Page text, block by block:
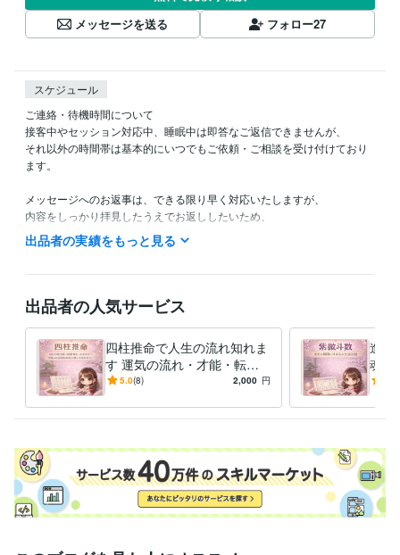
メッセージを送る
フォロー27
スケジュール
ご連絡・待機時間について
接客中やセッション対応中、睡眠中は即答なご返信できませんが、
それ以外の時間帯は基本的にいつでもご依頼・ご相談を受け付けており
ます。
メッセージへのお返事は、できる限り早く対応いたしますが、
内容をしっかり拝見したうえでお返ししたいため、
少しお時間をいただく場合がございます。
経験職種
ライフスタイル・その他 / 講師・インストラクター 経験年数 : 4年
ライフスタイル・その他 / カウンセラー・コーチ 経験年数 : 4年
職歴
伝蜜ヒーリング＆占術オフィス（個人事業） 1999年3月 ~ 現在 20
出品者の実績をもっと見る
出品者の人気サービス
四柱推命で人生の流れ知れま
す 運気の流れ・才能・転機
を丁寧に鑑定します
5.0(8) 2,000 円
進
魂の
示す